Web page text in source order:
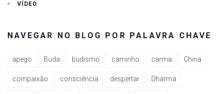
VÍDEO
NAVEGAR NO BLOG POR PALAVRA CHAVE
apego Buda budismo caminho carma China
compaixão consciência despertar Dharma